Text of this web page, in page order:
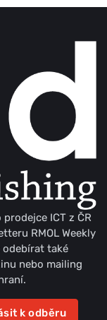
ICT z ČR
RMOL Weekly
také
nebo mailing
k odběru